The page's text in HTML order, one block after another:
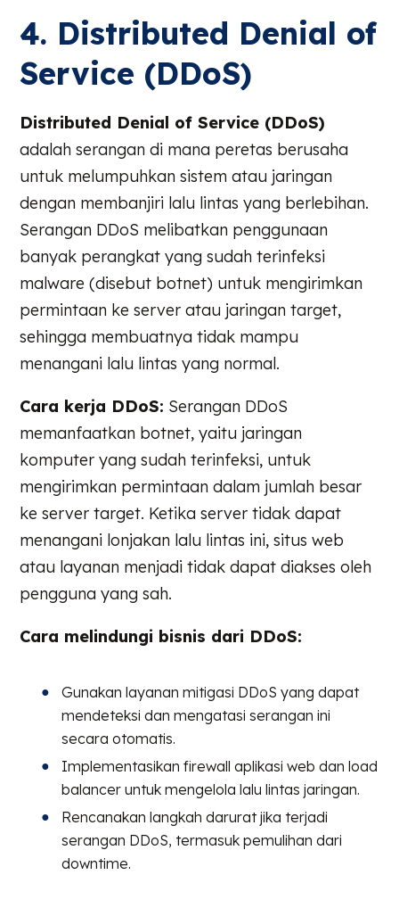
4. Distributed Denial of
Service (DDoS)
Distributed Denial of Service (DDoS)
adalah serangan di mana peretas berusaha
untuk melumpuhkan sistem atau jaringan
dengan membanjiri lalu lintas yang berlebihan.
Serangan DDoS melibatkan penggunaan
banyak perangkat yang sudah terinfeksi
malware (disebut botnet) untuk mengirimkan
permintaan ke server atau jaringan target,
sehingga membuatnya tidak mampu
menangani lalu lintas yang normal.
Cara kerja DDoS: Serangan DDoS
memanfaatkan botnet, yaitu jaringan
komputer yang sudah terinfeksi, untuk
mengirimkan permintaan dalam jumlah besar
ke server target. Ketika server tidak dapat
menangani lonjakan lalu lintas ini, situs web
atau layanan menjadi tidak dapat diakses oleh
pengguna yang sah.
Cara melindungi bisnis dari DDoS:
Gunakan layanan mitigasi DDoS yang dapat
mendeteksi dan mengatasi serangan ini
secara otomatis.
Implementasikan firewall aplikasi web dan load
balancer untuk mengelola lalu lintas jaringan.
Rencanakan langkah darurat jika terjadi
serangan DDoS, termasuk pemulihan dari
downtime.